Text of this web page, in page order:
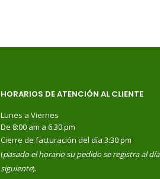
HORARIOS DE ATENCIÓN AL CLIENTE
Lunes a Viernes
De 8:00 am a 6:30 pm
Cierre de facturación del día 3:30 pm
(pasado el horario su pedido se registra al día
siguiente).